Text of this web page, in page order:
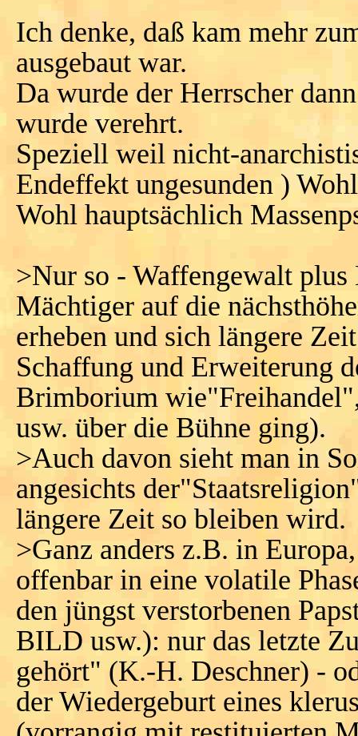
Ich denke, daß kam mehr
ausgebaut war.
Da wurde der Herrscher
wurde verehrt.
Speziell weil nicht-
Endeffekt ungesunden )
Wohl hauptsächlich
>Nur so - Waffengewalt
Mächtiger auf die
erheben und sich längere
Schaffung und Erweiterung
Brimborium
usw. über die Bühne ging).
>Auch davon sieht man in
angesichts
längere Zeit so bleiben wird.
>Ganz anders z.B. in
offenbar in eine volatile
den jüngst verstorbenen
BILD usw.): nur das letzte
gehört" (K.-H. Deschner) -
der Wiedergeburt eines